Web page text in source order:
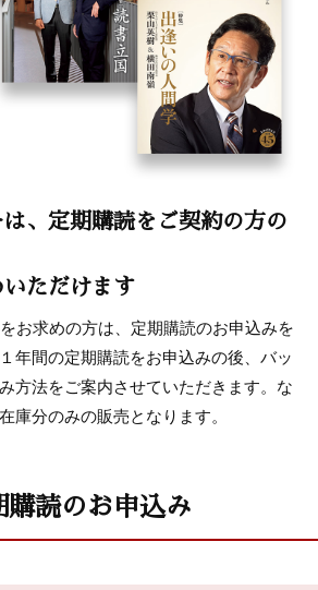
、定期購読をご契約の方の
ただけます
をお求めの方は、定期購読のお申込みを
年間の定期購読をお申込みの後、バッ
方法をご案内させていただきます。な
庫分のみの販売となります。
購読のお申込み